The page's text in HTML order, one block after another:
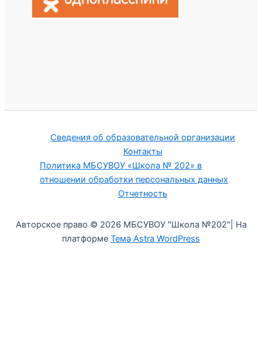
Сведения об образовательной организации
Контакты
Политика МБСУВОУ «Школа № 202» в
отношении обработки персональных данных
Отчетность
Авторское право © 2026 МБСУВОУ "Школа №202"| На
платформе Тема Astra WordPress